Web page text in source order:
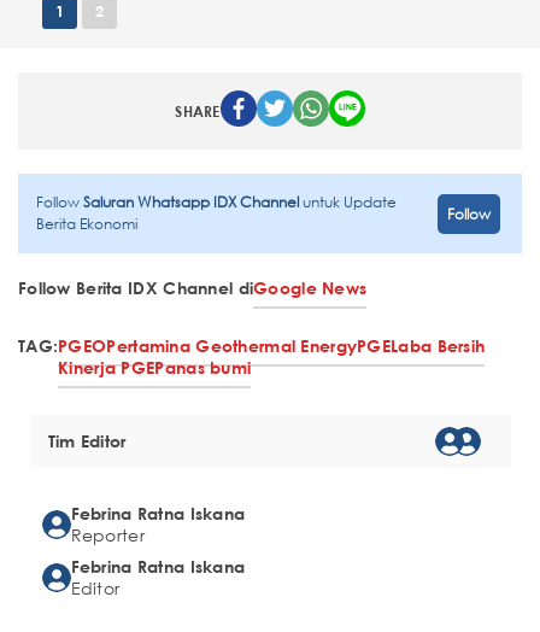
1 2
SHARE
FollowSaluran Whatsapp IDX Channeluntuk Update
Berita Ekonomi
Follow
Follow Berita IDX Channel diGoogle News
TAG:PGEOPertamina Geothermal EnergyPGELaba Bersih
Kinerja PGEPanas bumi
Tim Editor
Febrina Ratna Iskana
Reporter
Febrina Ratna Iskana
Editor